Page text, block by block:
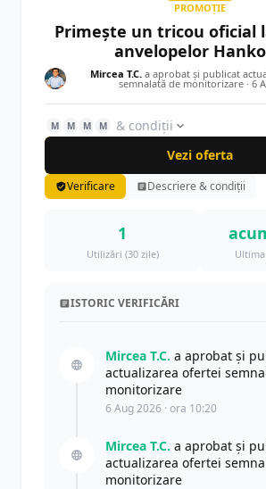
PROMOȚIE
Primește un tricou oficial
anvelopelor
Mircea T.C.a aprobat și publicat
semnalată de monitorizare · 6
M M M M
& condiții
Vezi oferta
Verificare Descriere & condiții
1
Utilizări (30 zile)
ISTORIC VERIFICĂRI
Mircea T.C. a aprobat și
actualizarea ofertei
monitorizare
6 Aug 2026 · ora 10:20
Mircea T.C. a aprobat și
actualizarea ofertei
monitorizare